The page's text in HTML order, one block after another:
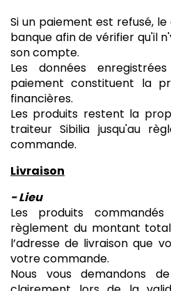
Si un paiement est refusé,
banque afin de vérifier qu'il
son compte.
Les données
paiement constituent la
financières.
Les produits restent la
traiteur Sibilia jusqu'au
commande.
Livraison
- Lieu
Les produits
règlement du montant
l’adresse de livraison que
votre commande.
Nous vous demandons